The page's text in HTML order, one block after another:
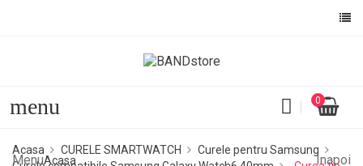
menu 0
Menu Inapoi
Acasa
Acasa CURELE SMARTWATCH
Curele pentru Samsung